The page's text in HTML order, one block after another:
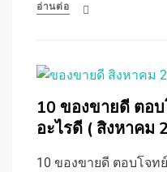
อ่านต่อ
10 ของขายดี ตอ
อะไรดี ( สิงหาคม
10 ของขายดี ตอบโจท